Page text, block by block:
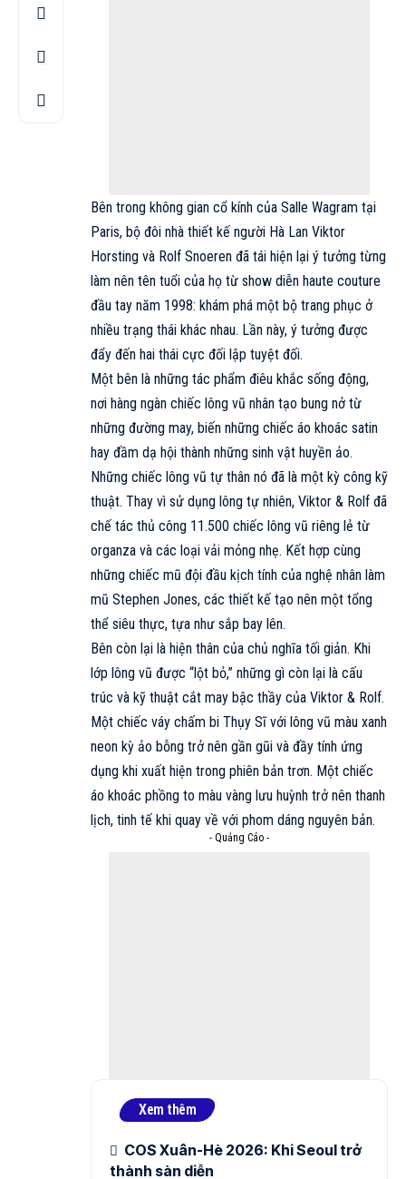
Bên trong không gian cổ kính của Salle Wagram tại
Paris, bộ đôi nhà thiết kế người Hà Lan Viktor
Horsting và Rolf Snoeren đã tái hiện lại ý tưởng từng
làm nên tên tuổi của họ từ show diễn haute couture
đầu tay năm 1998: khám phá một bộ trang phục ở
nhiều trạng thái khác nhau. Lần này, ý tưởng được
đẩy đến hai thái cực đối lập tuyệt đối.
Một bên là những tác phẩm điêu khắc sống động,
nơi hàng ngàn chiếc lông vũ nhân tạo bung nở từ
những đường may, biến những chiếc áo khoác satin
hay đầm dạ hội thành những sinh vật huyền ảo.
Những chiếc lông vũ tự thân nó đã là một kỳ công kỹ
thuật. Thay vì sử dụng lông tự nhiên, Viktor & Rolf đã
chế tác thủ công 11.500 chiếc lông vũ riêng lẻ từ
organza và các loại vải mỏng nhẹ. Kết hợp cùng
những chiếc mũ đội đầu kịch tính của nghệ nhân làm
mũ Stephen Jones, các thiết kế tạo nên một tổng
thể siêu thực, tựa như sắp bay lên.
Bên còn lại là hiện thân của chủ nghĩa tối giản. Khi
lớp lông vũ được “lột bỏ,” những gì còn lại là cấu
trúc và kỹ thuật cắt may bậc thầy của Viktor & Rolf.
Một chiếc váy chấm bi Thụy Sĩ với lông vũ màu xanh
neon kỳ ảo bỗng trở nên gần gũi và đầy tính ứng
dụng khi xuất hiện trong phiên bản trơn. Một chiếc
áo khoác phồng to màu vàng lưu huỳnh trở nên thanh
lịch, tinh tế khi quay về với phom dáng nguyên bản.
- Quảng Cáo -
Xem thêm
COS Xuân-Hè 2026: Khi Seoul trở
thành sàn diễn